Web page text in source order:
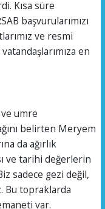
Kısa süre
başvurularımızı
ve resmi
en
ve umre
belirten Meryem
da ağırlık
ve tarihi değerlerin
sadece gezi değil,
Bu topraklarda
var.